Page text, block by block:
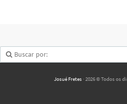
Josué Fretes · 2026 © Todos os